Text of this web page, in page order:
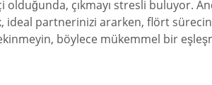
çıkmayı stresli buluyor.
ideal partnerinizi ararken, flört
böylece mükemmel bir